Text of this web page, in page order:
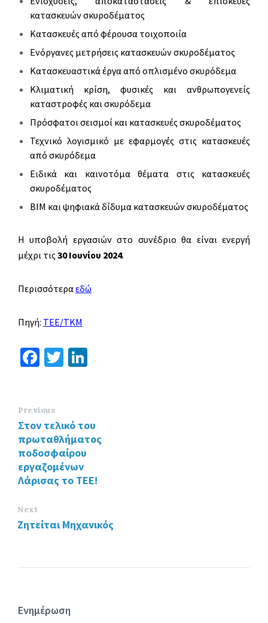
κατασκευών σκυροδέματος
Κατασκευές από φέρουσα τοιχοποιία
Ενόργανες μετρήσεις κατασκευών σκυροδέματος
Κατασκευαστικά έργα από οπλισμένο σκυρόδεμα
Κλιματική κρίση, φυσικές και ανθρωπογενείς
καταστροφές και σκυρόδεμα
Πρόσφατοι σεισμοί και κατασκευές σκυροδέματος
Τεχνικό λογισμικό με εφαρμογές στις κατασκευές
από σκυρόδεμα
Ειδικά και καινοτόμα θέματα στις κατασκευές
σκυροδέματος
ΒΙΜ και ψηφιακά δίδυμα κατασκευών σκυροδέματος
Η υποβολή εργασιών στο συνέδριο θα είναι ενεργή
μέχρι τις30 Ιουνίου 2024.
Περισσότεραεδώ
Πηγή: ΤΕΕ/ΤΚΜ
Fa
o
o
k
T
er
n
Previous
Στον τελικό του
πρωταθλήματος
ποδοσφαίρου
εργαζομένων
Λάρισας το ΤΕΕ!
Next
Ζητείται Μηχανικός
Ενημέρωση